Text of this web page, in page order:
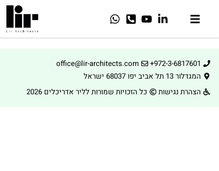
+972-3-6817601
office@lir-architects.com
המגדלור 13 תל אביב יפו 68037 ישראל
הצהרת נגישות
כל הזכויות שמורות לליר אדריכלים 2026